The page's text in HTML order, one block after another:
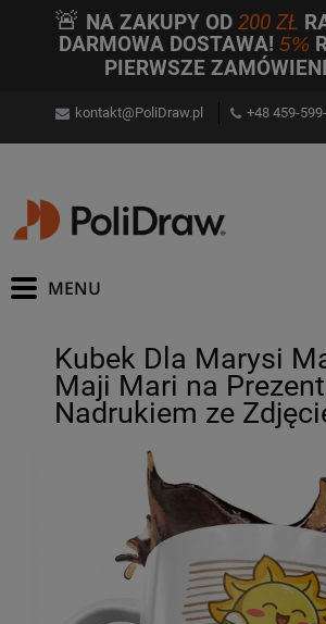
🚨 NA ZAKUPY OD200 ZŁ
DARMOWA DOSTAWA! 5%
PIERWSZE
kontakt@PoliDraw.pl +48 459-
Kubek Dla Marysi
Maji Mari na
Nadrukiem ze